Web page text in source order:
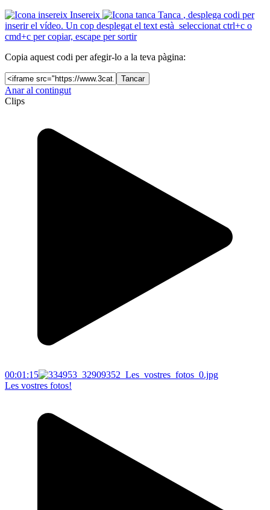
Insereix
Tanca , desplega codi per
inserir el vídeo. Un cop desplegat el text està seleccionat ctrl+c o
cmd+c per copiar, escape per sortir
Copia aquest codi per afegir-lo a la teva pàgina:
Tancar
Anar al contingut
Clips
00:01:15
Les vostres fotos!